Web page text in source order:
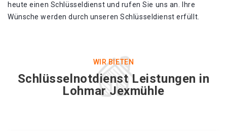
heute einen Schlüsseldienst und rufen Sie uns an. Ihre
Wünsche werden durch unseren Schlüsseldienst erfüllt.
WIR BIETEN
Schlüsselnotdienst Leistungen in
Lohmar Jexmühle